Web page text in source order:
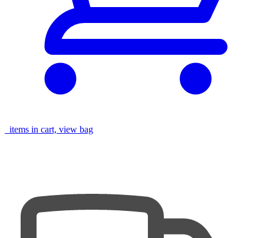
items in cart, view bag